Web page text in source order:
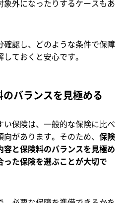
象外になったりするケースもあ
確認し、どのような条件で保障
ておくと安心です。
バランスを見極める
い保険は、一般的な保険に比べ
があります。そのため、 保険
容と保険料のバランスを見極め
った保険を選ぶことが大切で